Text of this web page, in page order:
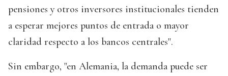
pensiones y otros inversores institucionales tienden
a esperar mejores puntos de entrada o mayor
claridad respecto a los bancos centrales".
Sin embargo, "en Alemania, la demanda puede ser